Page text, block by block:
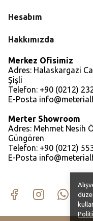
Hesabım
Hakkımızda
Merkez Ofisimiz
Adres: Halaskargazi
Şişli
Telefon: +90 (0212)
E-Posta
Merter Showroom
Adres: Mehmet Nesih
Güngören
Telefon: +90 (0212)
E-Posta